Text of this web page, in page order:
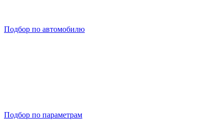
Подбор по автомобилю
Подбор по параметрам